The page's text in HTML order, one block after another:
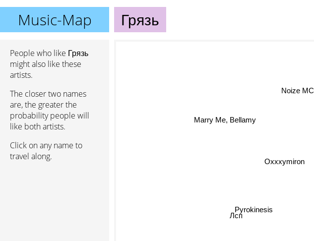
Music-Map Грязь
People who like Грязь
might also like these
artists.
The closer two names
are, the greater the
probability people will
like both artists.
Click on any name to
travel along.
Лсп
Pyrokinesis
Oxxxymiron
Noize MC
Marry Me, Bellamy